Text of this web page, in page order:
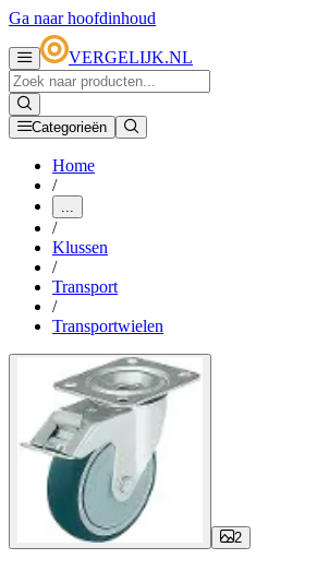
Ga naar hoofdinhoud
VERGELIJK.NL
Categorieën
Home
/
...
/
Klussen
/
Transport
/
Transportwielen
2